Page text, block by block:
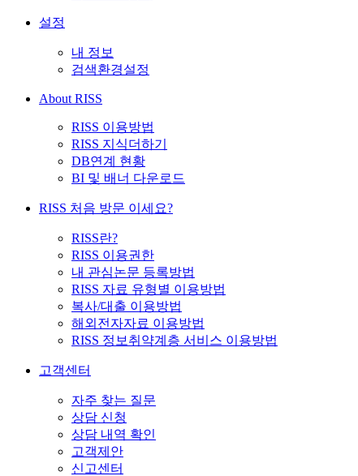
설정
내 정보
검색환경설정
About RISS
RISS 이용방법
RISS 지식더하기
DB연계 현황
BI 및 배너 다운로드
RISS 처음 방문 이세요?
RISS란?
RISS 이용권한
내 관심논문 등록방법
RISS 자료 유형별 이용방법
복사/대출 이용방법
해외전자자료 이용방법
RISS 정보취약계층 서비스 이용방법
고객센터
자주 찾는 질문
상담 신청
상담 내역 확인
고객제안
신고센터